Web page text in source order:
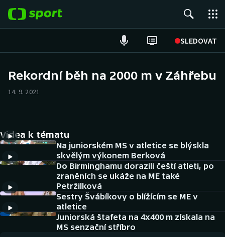
SLEDOVAT
Hokej
Tenis
Atletika
Cyklistika
DALŠÍ SPORTY
Americký fotbal
Baseball a softbal
NEPŘEHLÉDNĚTE
Rekordní běh na 2000 m v Záhřebu
14. 9. 2021
Videa k tématu
Na juniorském MS v atletice se blýskla
skvělým výkonem Berková
Do Birminghamu dorazili čeští atleti, po
zraněních se ukáže na ME také
Petržilková
Sestry Švábíkovy o blížícím se ME v
atletice
Juniorská štafeta na 4x400 m získala na
MS senzační stříbro